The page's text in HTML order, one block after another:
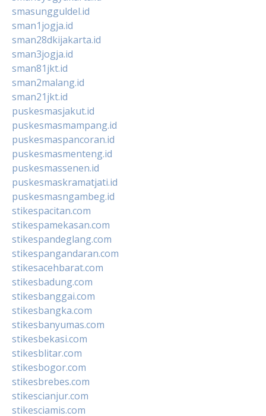
smasungguldel.id
sman1jogja.id
sman28dkijakarta.id
sman3jogja.id
sman81jkt.id
sman2malang.id
sman21jkt.id
puskesmasjakut.id
puskesmasmampang.id
puskesmaspancoran.id
puskesmasmenteng.id
puskesmassenen.id
puskesmaskramatjati.id
puskesmasngambeg.id
stikespacitan.com
stikespamekasan.com
stikespandeglang.com
stikespangandaran.com
stikesacehbarat.com
stikesbadung.com
stikesbanggai.com
stikesbangka.com
stikesbanyumas.com
stikesbekasi.com
stikesblitar.com
stikesbogor.com
stikesbrebes.com
stikescianjur.com
stikesciamis.com